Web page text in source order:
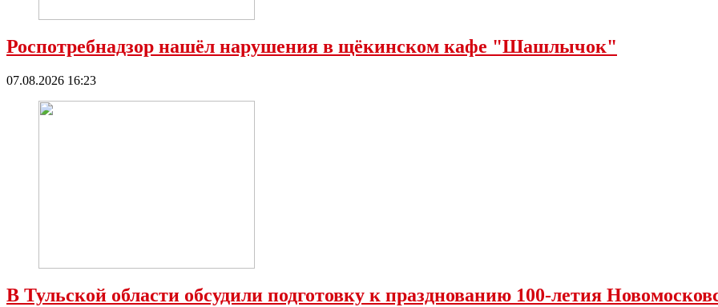
Роспотребнадзор нашёл нарушения в щёкинском кафе "Шашлычок"
07.08.2026 16:23
В Тульской области обсудили подготовку к празднованию 100-летия